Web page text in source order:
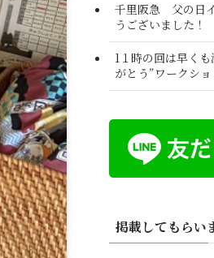
千里阪急 父の日
うございました！
1１時の回は早く
がとう”ワークシ
掲載してもらい